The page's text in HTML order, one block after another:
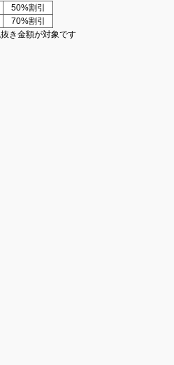
50%割引
70%割引
き金額が対象です